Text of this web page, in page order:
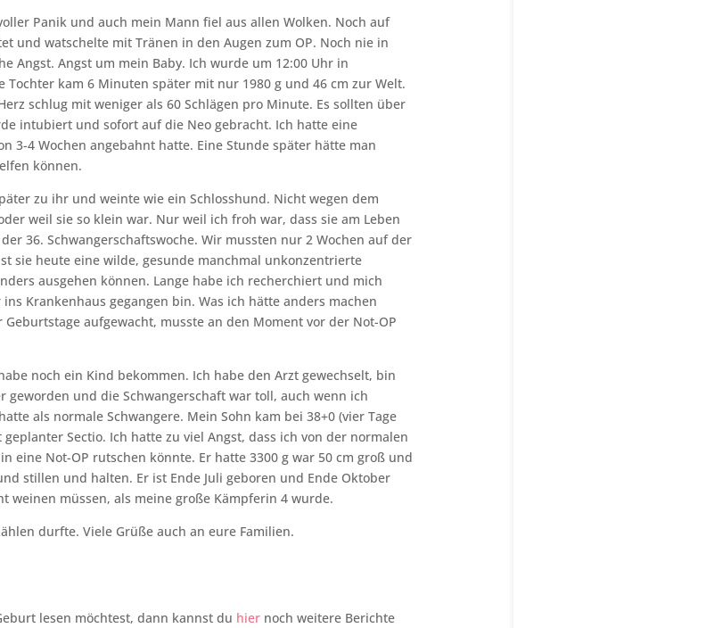
Panik und auch mein Mann fiel aus allen Wolken. Noch auf
und watschelte mit Tränen in den Augen zum OP. Noch nie in
Angst. Angst um mein Baby. Ich wurde um 12:00 Uhr in
Tochter kam 6 Minuten später mit nur 1980 g und 46 cm zur Welt.
schlug mit weniger als 60 Schlägen pro Minute. Es sollten über
intubiert und sofort auf die Neo gebracht. Ich hatte eine
3-4 Wochen angebahnt hatte. Eine Stunde später hätte man
können.
zu ihr und weinte wie ein Schlosshund. Nicht wegen dem
weil sie so klein war. Nur weil ich froh war, dass sie am Leben
36. Schwangerschaftswoche. Wir mussten nur 2 Wochen auf der
sie heute eine wilde, gesunde manchmal unkonzentrierte
ausgehen können. Lange habe ich recherchiert und mich
Krankenhaus gegangen bin. Was ich hätte anders machen
aufgewacht, musste an den Moment vor der Not-OP
noch ein Kind bekommen. Ich habe den Arzt gewechselt, bin
geworden und die Schwangerschaft war toll, auch wenn ich
als normale Schwangere. Mein Sohn kam bei 38+0 (vier Tage
Sectio. Ich hatte zu viel Angst, dass ich von der normalen
eine Not-OP rutschen könnte. Er hatte 3300 g war 50 cm groß und
stillen und halten. Er ist Ende Juli geboren und Ende Oktober
weinen müssen, als meine große Kämpferin 4 wurde.
durfte. Viele Grüße auch an eure Familien.
lesen möchtest, dann kannst du hier noch weitere Berichte